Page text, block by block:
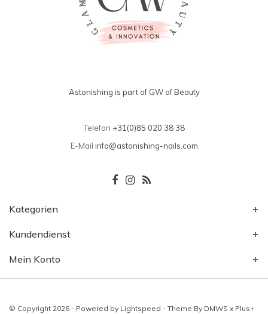
Astonishing is part of GW of Beauty
Telefon +31(0)85 020 38 38
E-Mail info@astonishing-nails.com
Kategorien
Kundendienst
Mein Konto
© Copyright 2026 - Powered by Lightspeed - Theme By DMWS x Plus+